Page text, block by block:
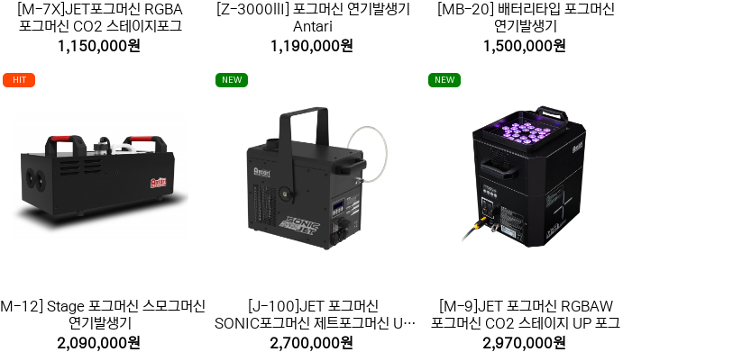
[M-7X]JET포그머신 RGBA
포그머신 CO2 스테이지포그
1,150,000원
[Z-3000llI] 포그머신 연기발생기
Antari
1,190,000원
[MB-20] 배터리타입 포그머신
연기발생기
1,500,000원
HIT
[M-12] Stage 포그머신 스모그머신
연기발생기
2,090,000원
NEW
[J-100]JET 포그머신
SONIC포그머신 제트포그머신 UP
포그
2,700,000원
NEW
[M-9]JET 포그머신 RGBAW
포그머신 CO2 스테이지 UP 포그
2,970,000원